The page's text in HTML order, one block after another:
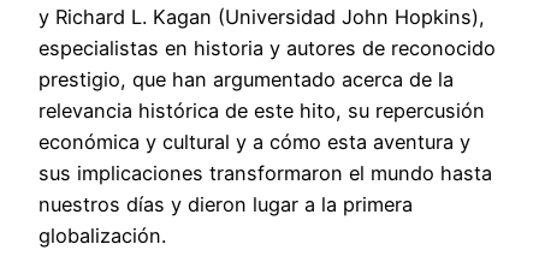
y Richard L. Kagan (Universidad John Hopkins),
especialistas en historia y autores de reconocido
prestigio, que han argumentado acerca de la
relevancia histórica de este hito, su repercusión
económica y cultural y a cómo esta aventura y
sus implicaciones transformaron el mundo hasta
nuestros días y dieron lugar a la primera
globalización.